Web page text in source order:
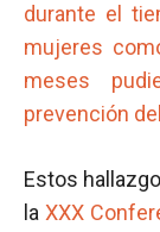
durante el
mujeres
meses
prevención
Estos
la XXX